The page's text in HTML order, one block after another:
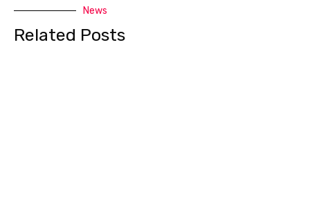
News
Related Posts